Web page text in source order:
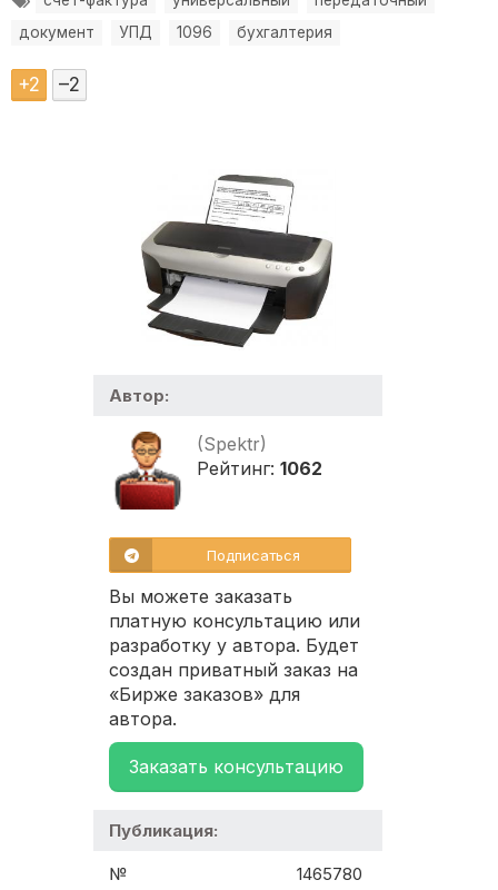
документ
УПД 1096 бухгалтерия
+2 –2
Автор:
(Spektr)
Рейтинг: 1062
Подписаться
Вы можете заказать
платную консультацию или
разработку у автора. Будет
создан приватный заказ на
«Бирже заказов» для
автора.
Заказать консультацию
Публикация:
№ 1465780